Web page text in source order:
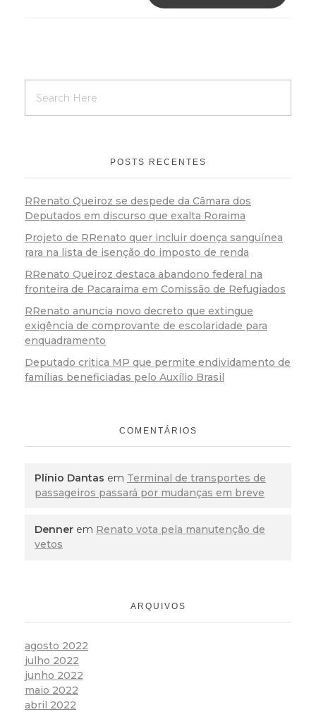
POSTS RECENTES
RRenato Queiroz se despede da Câmara dos
Deputados em discurso que exalta Roraima
Projeto de RRenato quer incluir doença sanguínea
rara na lista de isenção do imposto de renda
RRenato Queiroz destaca abandono federal na
fronteira de Pacaraima em Comissão de Refugiados
RRenato anuncia novo decreto que extingue
exigência de comprovante de escolaridade para
enquadramento
Deputado critica MP que permite endividamento de
famílias beneficiadas pelo Auxílio Brasil
COMENTÁRIOS
Plínio Dantas em Terminal de transportes de
passageiros passará por mudanças em breve
Denner em Renato vota pela manutenção de
vetos
ARQUIVOS
agosto 2022
julho 2022
junho 2022
maio 2022
abril 2022